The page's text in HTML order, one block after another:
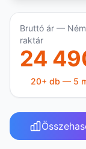
Bruttó ár —
raktár
24
20+ db — 5